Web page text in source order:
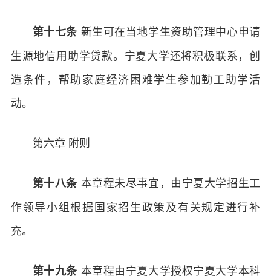
第十七条 新生可在当地学生资助管理中心申请
生源地信用助学贷款。宁夏大学还将积极联系，创
造条件，帮助家庭经济困难学生参加勤工助学活
动。
第六章 附则
第十八条 本章程未尽事宜，由宁夏大学招生工
作领导小组根据国家招生政策及有关规定进行补
充。
第十九条 本章程由宁夏大学授权宁夏大学本科